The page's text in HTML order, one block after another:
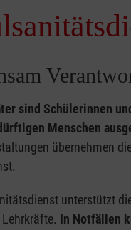
sind Schülerinnen
Menschen
übernehmen
unterstützt
In Notfällen